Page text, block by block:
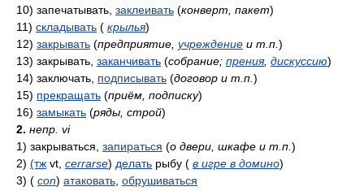
10) запечатывать, заклеивать (конверт, пакет)
11) складывать ( крылья)
12) закрывать (предприятие, учреждение и т.п. )
13) закрывать, заканчивать (собрание; прения, дискуссию)
14) заключать, подписывать (договор и т.п. )
15) прекращать (приём, подписку)
16) замыкать (ряды, строй)
2. непр. vi
1) закрываться, запираться (о двери, шкафе и т.п. )
2) (тж vt, cerrarse) делать рыбу ( в игре в домино)
3) ( con) атаковать обрушиваться